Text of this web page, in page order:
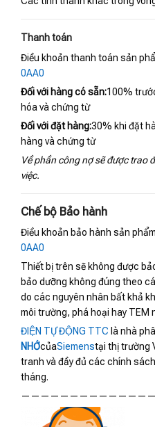
Thanh toán
Điều khoản thanh toán sản
0AA0
Đối với hàng có sẵn:100%
hóa và chứng từ
Đối với đặt hàng:30% khi đặt
hàng và chứng từ
Về phần công nợ sẽ được trao
việc.
Chế bộ Bảo hành
Điều khoản bảo hành sản
0AA0
Thiết bị trên sẽ không được
bảo dưỡng không đúng theo
do các nguyên nhân bất khả
môi trường, phá hoại hay TEM
ĐIỆN TỰ ĐỘNG TTC là nhà
NHỚcủaSiemenstại thị trường
tranh và đầy đủ các chính
tháng.